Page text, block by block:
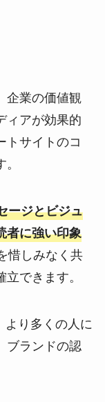
企業の価値観
ィアが効果的
トサイトのコ
ージとビジュ
者に強い印象
惜しみなく共
できます。
より多くの人に
ブランドの認